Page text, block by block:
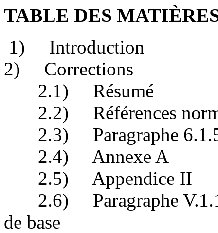
TABLE DES
1) Introduction
2) Corrections
2.1) Résumé
2.2) Références
2.3) Paragraphe 6.1.5
2.4) Annexe A
2.5) Appendice II
2.6) Paragraphe V.1.1
de base